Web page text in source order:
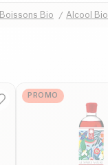
Boissons Bio Alcool Bio
PROMO